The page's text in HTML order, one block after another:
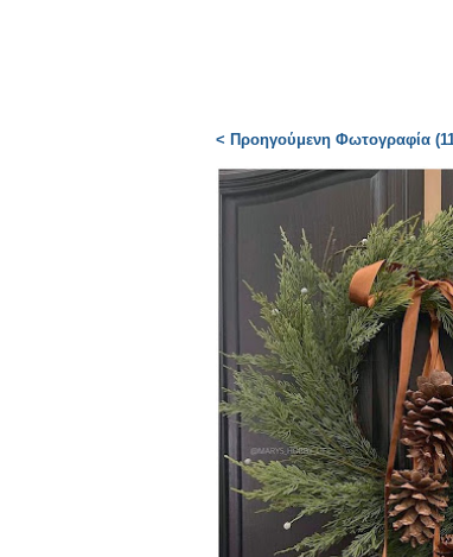
< Προηγούμενη Φωτογραφία